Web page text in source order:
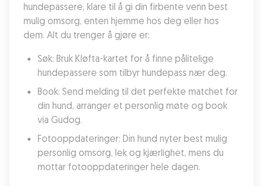
hundepassere, klare til å gi din firbente venn best
mulig omsorg, enten hjemme hos deg eller hos
dem. Alt du trenger å gjøre er:
Søk: Bruk Kløfta-kartet for å finne pålitelige
hundepassere som tilbyr hundepass nær deg.
Book: Send melding til det perfekte matchet for
din hund, arranger et personlig møte og book
via Gudog.
Fotooppdateringer: Din hund nyter best mulig
personlig omsorg, lek og kjærlighet, mens du
mottar fotooppdateringer hele dagen.